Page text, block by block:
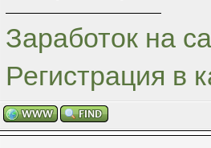
Заработок на
Регистрация в